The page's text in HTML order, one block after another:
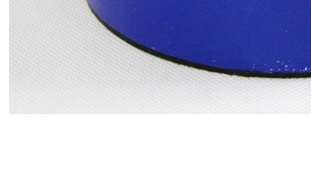
180105/180190C 英国GAMET主轴轴承;180101X/180190C